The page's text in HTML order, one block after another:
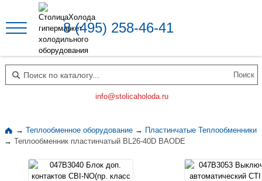
8 (495) 258-46-41
Поиск по каталогу
info@stolicaholoda.ru
→ Теплообменное оборудование → Пластинчатые Теплообменники
→ Теплообменник пластинчатый BL26-40D BAODE